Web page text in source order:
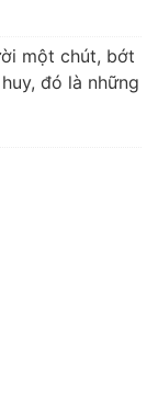
một chút, bớt
đó là những